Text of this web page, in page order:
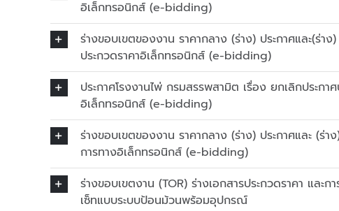
อิเล็กทรอนิกส์ (e-bidding)
ร่างขอบเขตของงาน ราคากลาง (ร่าง) ประกาศและ(ร่า
ประกวดราคาอิเล็กทรอนิกส์ (e-bidding)
ประกาศโรงงานไพ่ กรมสรรพสามิต เรื่อง ยกเลิกประก
อิเล็กทรอนิกส์ (e-bidding)
ร่างขอบเขตของงาน ราคากลาง (ร่าง) ประกาศและ (ร่
การทางอิเล็กทรอนิกส์ (e-bidding)
ร่างขอบเขตงาน (TOR) ร่างเอกสารประกวดราคา แล
เซ็ทแบบระบบป้อนม้วนพร้อมอุปกรณ์